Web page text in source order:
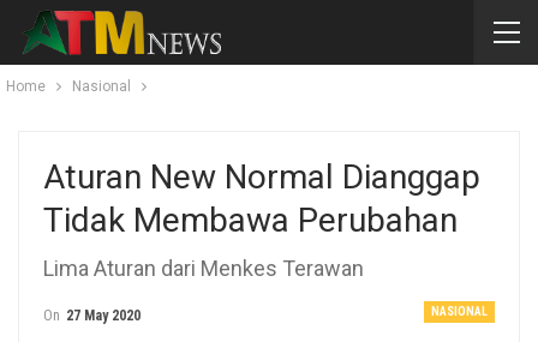
Home Nasional
Aturan New Normal Dianggap
Tidak Membawa Perubahan
Lima Aturan dari Menkes Terawan
NASIONAL
On 27 May 2020